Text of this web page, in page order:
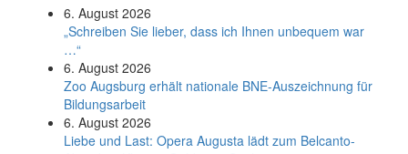
6. August 2026
„Schreiben Sie lieber, dass ich Ihnen unbequem war
…“
6. August 2026
Zoo Augsburg erhält nationale BNE-Auszeichnung für
Bildungsarbeit
6. August 2026
Liebe und Last: Opera Augusta lädt zum Belcanto-